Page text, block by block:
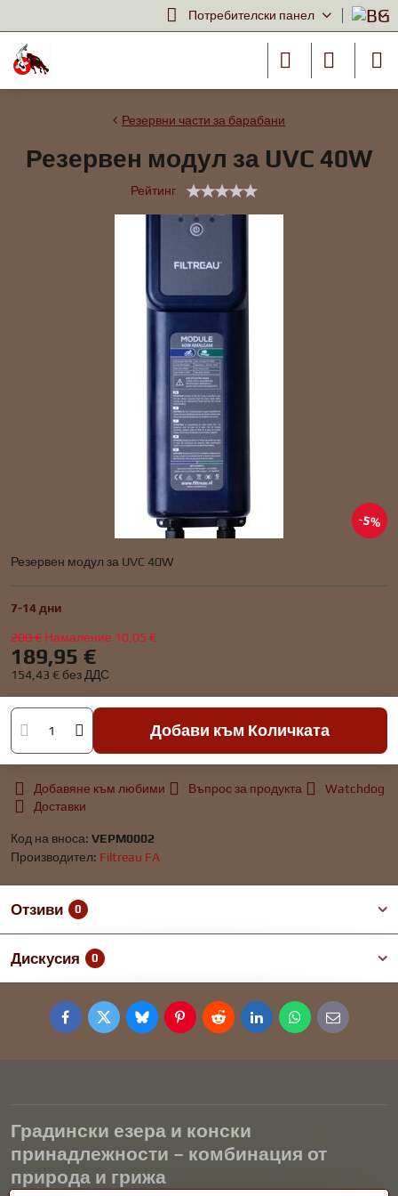
Потребителски панел
5%
Резервни части за барабани
Резервен модул за UVC 40W
Рейтинг
Резервен модул за UVC 40W
7-14 дни
200 € Намаление 10,05 €
189,95 €
154,43 € без ДДС
Добави към Количката
Добавяне към любими Въпрос за продукта
Watchdog
Доставки
Код на вноса: VEPM0002
Производител: Filtreau FA
Отзиви 0
Дискусия 0
FacebookTwitterBlueskyPinterestRedditLinkedInWhatsApp
E-
mail
Градински езера и конски
принадлежности – комбинация от
природа и грижа